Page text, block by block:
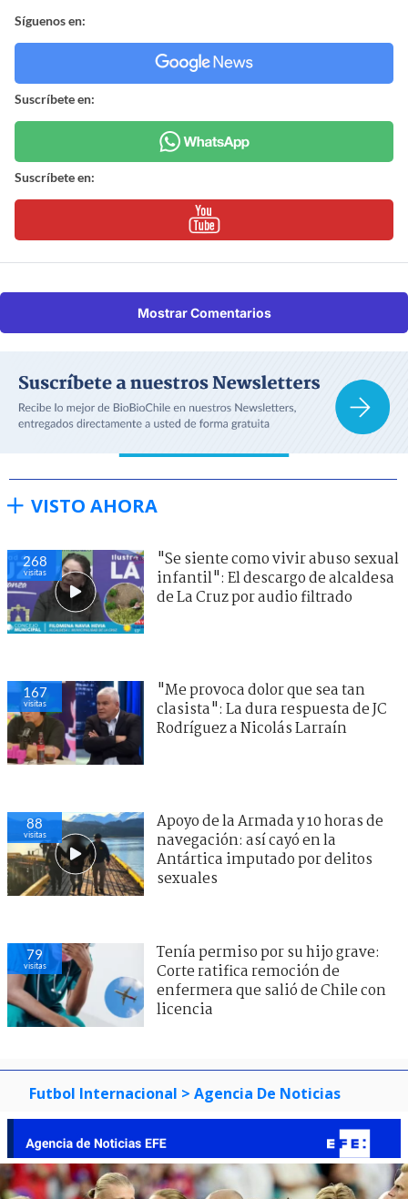
Síguenos en:
Suscríbete en:
Suscríbete en:
Mostrar Comentarios
VISTO AHORA
268
visitas
"Se siente como vivir abuso sexual
infantil": El descargo de alcaldesa
de La Cruz por audio filtrado
167
visitas
"Me provoca dolor que sea tan
clasista": La dura respuesta de JC
Rodríguez a Nicolás Larraín
88
visitas
Apoyo de la Armada y 10 horas de
navegación: así cayó en la
Antártica imputado por delitos
sexuales
79
visitas
Tenía permiso por su hijo grave:
Corte ratifica remoción de
enfermera que salió de Chile con
licencia
Futbol Internacional > Agencia De Noticias